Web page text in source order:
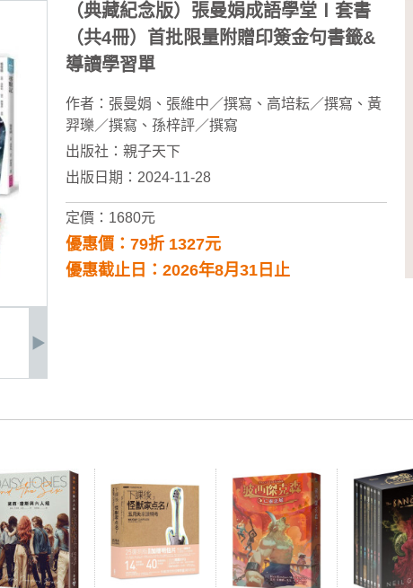
（典藏紀念版）張曼娟成語學堂Ⅰ套書
（共4冊）首批限量附贈印簽金句書籤&
導讀學習單
作者： 張曼娟 、 張維中／撰寫 、 高培耘／撰寫 、 黃
羿瓅／撰寫 、 孫梓評／撰寫
出版社： 親子天下
出版日期：2024-11-28
定價：1680元
優惠價：79折 1327元
優惠截止日：2026年8月31日止